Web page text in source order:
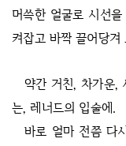
머쓱한 얼굴로 시선
켜잡고 바짝 끌어당겨
약간 거친, 차가운,
는, 레너드의 입술에.
바로 얼마 전쯤 다